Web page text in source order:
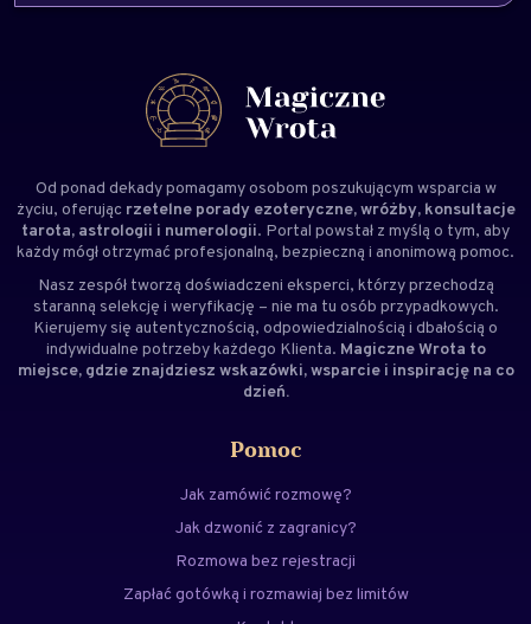
Od ponad dekady pomagamy osobom poszukującym wsparcia w
życiu, oferując rzetelne porady ezoteryczne, wróżby, konsultacje
tarota, astrologii i numerologii. Portal powstał z myślą o tym, aby
każdy mógł otrzymać profesjonalną, bezpieczną i anonimową pomoc.
Nasz zespół tworzą doświadczeni eksperci, którzy przechodzą
staranną selekcję i weryfikację – nie ma tu osób przypadkowych.
Kierujemy się autentycznością, odpowiedzialnością i dbałością o
indywidualne potrzeby każdego Klienta. Magiczne Wrota to
miejsce, gdzie znajdziesz wskazówki, wsparcie i inspirację na co
dzień.
Pomoc
Jak zamówić rozmowę?
Jak dzwonić z zagranicy?
Rozmowa bez rejestracji
Zapłać gotówką i rozmawiaj bez limitów